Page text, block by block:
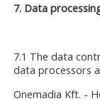
7. Data
7.1 The data
data processors
Onemadia Kft. -